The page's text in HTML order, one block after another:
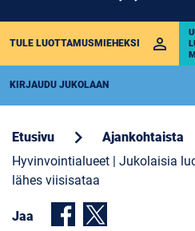
TULE LUOTTAMUSMIEHEKSI perm_identity
KIRJAUDU JUKOLAAN
Etusivu chevron_right Ajankohtaista
Hyvinvointialueet | Jukolaisia
lähes viisisataa
Jaa